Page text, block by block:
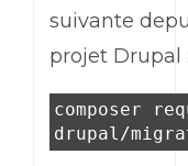
suivante
projet Drupal :
composer
drupal/